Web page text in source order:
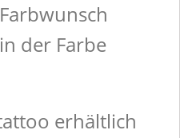
der Farbe
erhältlich